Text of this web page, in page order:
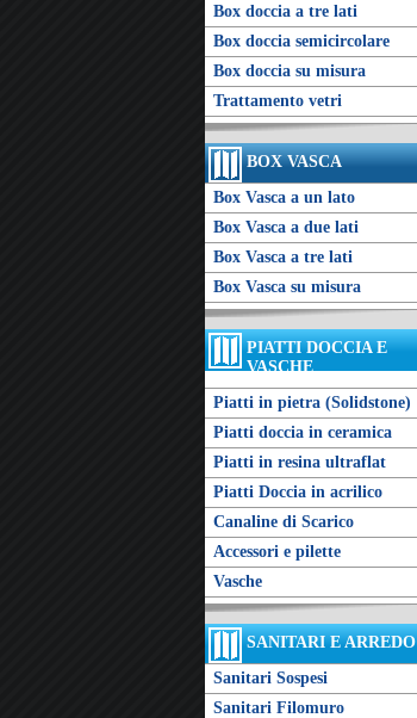
Box doccia a tre lati
Box doccia semicircolare
Box doccia su misura
Trattamento vetri
BOX VASCA
Box Vasca a un lato
Box Vasca a due lati
Box Vasca a tre lati
Box Vasca su misura
PIATTI DOCCIA E
VASCHE
Piatti in pietra (Solidstone)
Piatti doccia in ceramica
Piatti in resina ultraflat
Piatti Doccia in acrilico
Canaline di Scarico
Accessori e pilette
Vasche
SANITARI E ARREDO
Sanitari Sospesi
Sanitari Filomuro